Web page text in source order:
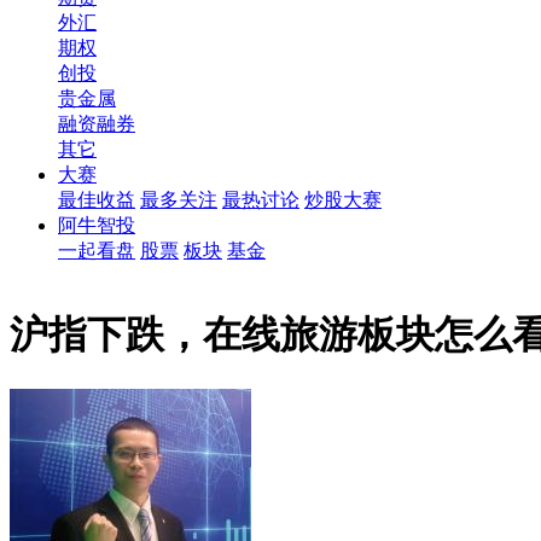
外汇
期权
创投
贵金属
融资融券
其它
大赛
最佳收益 最多关注 最热讨论 炒股大赛
阿牛智投
一起看盘 股票 板块 基金
沪指下跌，在线旅游板块怎么